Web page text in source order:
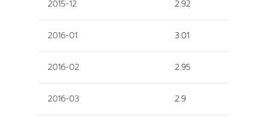
2015-12 2.92
2016-01 3.01
2016-02 2.95
2016-03 2.9